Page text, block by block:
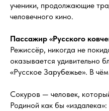
ученики, продолжающие
человечного кино.
Пассажир «Русского
Режиссёр, никогда не
оказывается удивительно
«Русское Зарубежье». В
Сокуров — человек,
Родиной как бы